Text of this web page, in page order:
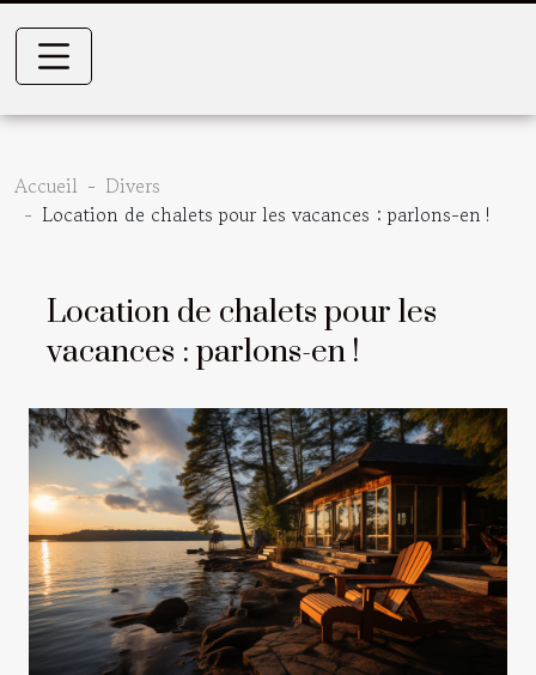
Accueil
Divers
Location de chalets pour les vacances : parlons-en !
Location de chalets pour les
vacances : parlons-en !